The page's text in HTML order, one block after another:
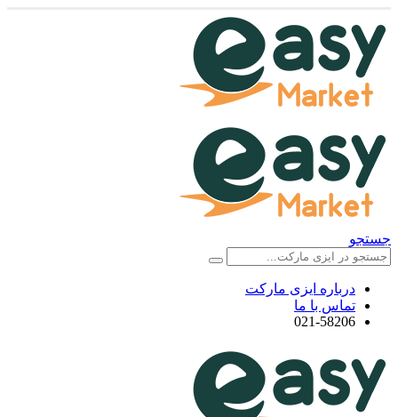
جستجو
درباره ایزی مارکت
تماس با ما
021-58206